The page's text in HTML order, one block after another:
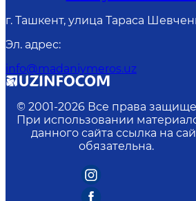
г. Ташкент, улица Тараса
Эл. адрес:
info@madaniymeros.uz
© 2001-2026 Все права
При использовании
данного сайта ссылка на
обязательна.